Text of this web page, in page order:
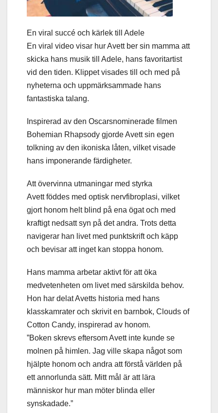
En viral succé och kärlek till Adele
En viral video visar hur Avett ber sin mamma att
skicka hans musik till Adele, hans favoritartist
vid den tiden. Klippet visades till och med på
nyheterna och uppmärksammade hans
fantastiska talang.
Inspirerad av den Oscarsnominerade filmen
Bohemian Rhapsody gjorde Avett sin egen
tolkning av den ikoniska låten, vilket visade
hans imponerande färdigheter.
Att övervinna utmaningar med styrka
Avett föddes med optisk nervfibroplasi, vilket
gjort honom helt blind på ena ögat och med
kraftigt nedsatt syn på det andra. Trots detta
navigerar han livet med punktskrift och käpp
och bevisar att inget kan stoppa honom.
Hans mamma arbetar aktivt för att öka
medvetenheten om livet med särskilda behov.
Hon har delat Avetts historia med hans
klasskamrater och skrivit en barnbok, Clouds of
Cotton Candy, inspirerad av honom.
”Boken skrevs eftersom Avett inte kunde se
molnen på himlen. Jag ville skapa något som
hjälpte honom och andra att förstå världen på
ett annorlunda sätt. Mitt mål är att lära
människor hur man möter blinda eller
synskadade.”